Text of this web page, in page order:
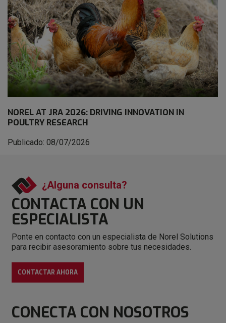
NOREL AT JRA 2026: DRIVING INNOVATION IN
POULTRY RESEARCH
Publicado: 08/07/2026
¿Alguna consulta?
CONTACTA CON UN
ESPECIALISTA
Ponte en contacto con un especialista de Norel Solutions
para recibir asesoramiento sobre tus necesidades.
CONTACTAR AHORA
CONECTA CON NOSOTROS